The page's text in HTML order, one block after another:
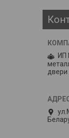
ИП
двери